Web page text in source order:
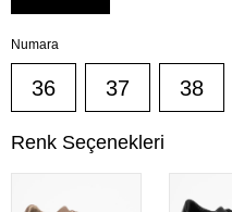
Numara
36 37 38
Renk Seçenekleri